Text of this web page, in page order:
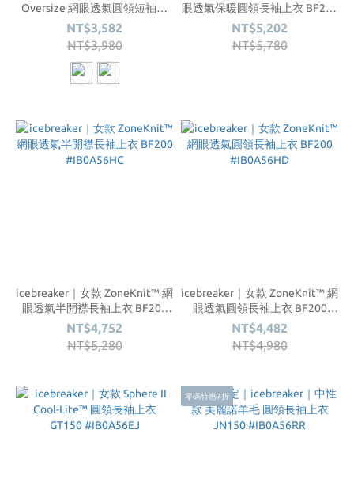
Oversize 網眼透氣圓領短袖上
衣-125 #IB0A56PT
NT$3,582
NT$3,980
眼透氣保暖圓領長袖上衣 BF200
#IB0A56HA
NT$5,202
NT$5,780
icebreaker｜女款 ZoneKnit™ 網
眼透氣半開襟長袖上衣 BF200
#IB0A56HC
NT$4,752
NT$5,280
icebreaker｜女款 ZoneKnit™ 網
眼透氣圓領長袖上衣 BF200
#IB0A56HD
NT$4,482
NT$4,980
零碼特惠7折